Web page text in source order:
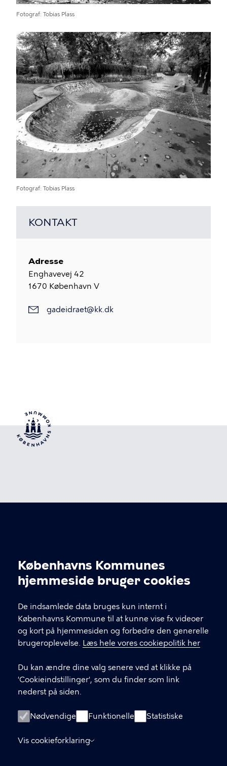
Cookieindstillinger
Københavns Kommunes
hjemmeside bruger cookies
De indsamlede data bruges kun internt i
Københavns Kommune til at kunne vise fx videoer
og kort på hjemmesiden og forbedre den generelle
brugeroplevelse. Læs hele vores cookiepolitik her
Du kan ændre dine valg senere ved at klikke på
'Cookieindstillinger', som du finder som link
nederst på siden.
Nødvendige Funktionelle Statistiske
Vis cookieforklaring
Fotograf Tobias Plass
Fotograf Tobias Plass
KONTAKT
Adresse
Enghavevej 42
1670 København V
gadeidraet@kk.dk
Se kontaktinfo under de forskellige anlæg.
Kultur- og Fritidsforvaltningen, Nyropsgade 3,
1602 København V
LINKS
Om os
Privatlivspolitik